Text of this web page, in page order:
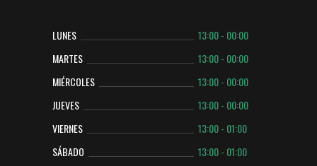
LUNES
13:00 - 00:00
MARTES
13:00 - 00:00
MIÉRCOLES
13:00 - 00:00
JUEVES
13:00 - 00:00
VIERNES
13:00 - 01:00
SÁBADO
13:00 - 01:00